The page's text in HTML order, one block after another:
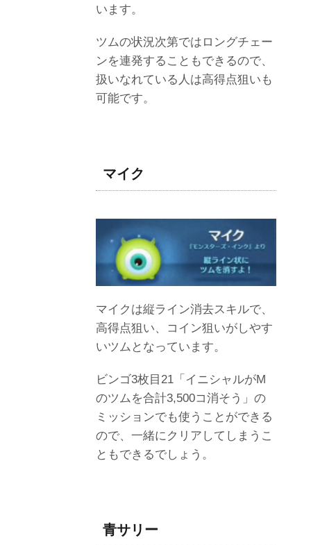
います。
ツムの状況次第ではロングチェー
ンを連発することもできるので、
扱いなれている人は高得点狙いも
可能です。
マイク
マイクは縦ライン消去スキルで、
高得点狙い、コイン狙いがしやす
いツムとなっています。
ビンゴ3枚目21「イニシャルがM
のツムを合計3,500コ消そう」の
ミッションでも使うことができる
ので、一緒にクリアしてしまうこ
ともできるでしょう。
青サリー